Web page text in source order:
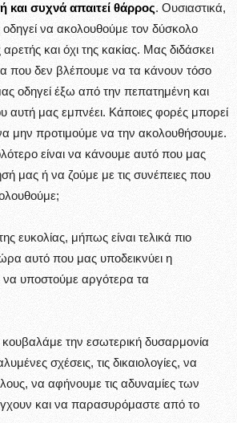
και συχνά απαιτεί θάρρος. Ουσιαστικά,
να ακολουθούμε τον δύσκολο
και όχι της κακίας. Μας διδάσκει
που δεν βλέπουμε να τα κάνουν τόσο
οδηγεί έξω από την πεπατημένη και
αυτή μας εμπνέει. Κάποιες φορές μπορεί
μην προτιμούμε να την ακολουθήσουμε.
είναι να κάνουμε αυτό που μας
μας ή να ζούμε με τις συνέπειες που
ευκολίας, μήπως είναι τελικά πιο
αυτό που μας υποδεικνύει η
υποστούμε αργότερα τα
την εσωτερική δυσαρμονία
σχέσεις, τις δικαιολογίες, να
να αφήνουμε τις αδυναμίες των
και να παρασυρόμαστε από το